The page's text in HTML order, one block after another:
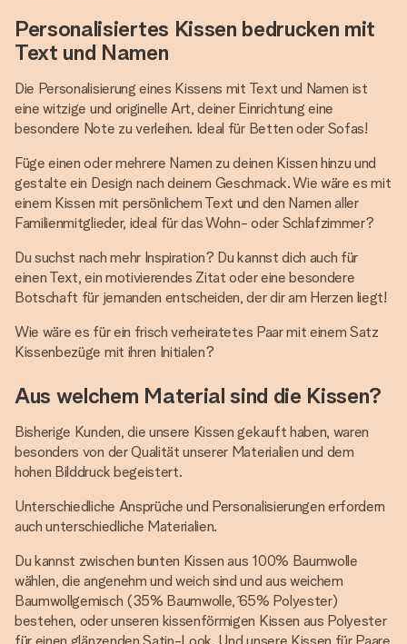
Personalisiertes Kissen bedrucken mit
Text und Namen
Die Personalisierung eines Kissens mit Text und Namen ist
eine witzige und originelle Art, deiner Einrichtung eine
besondere Note zu verleihen. Ideal für Betten oder Sofas!
Füge einen oder mehrere Namen zu deinen Kissen hinzu und
gestalte ein Design nach deinem Geschmack. Wie wäre es mit
einem Kissen mit persönlichem Text und den Namen aller
Familienmitglieder, ideal für das Wohn- oder Schlafzimmer?
Du suchst nach mehr Inspiration? Du kannst dich auch für
einen Text, ein motivierendes Zitat oder eine besondere
Botschaft für jemanden entscheiden, der dir am Herzen liegt!
Wie wäre es für ein frisch verheiratetes Paar mit einem Satz
Kissenbezüge mit ihren Initialen?
Aus welchem Material sind die Kissen?
Bisherige Kunden, die unsere Kissen gekauft haben, waren
besonders von der Qualität unserer Materialien und dem
hohen Bilddruck begeistert.
Unterschiedliche Ansprüche und Personalisierungen erfordern
auch unterschiedliche Materialien.
Du kannst zwischen bunten Kissen aus 100% Baumwolle
wählen, die angenehm und weich sind und aus weichem
Baumwollgemisch (35% Baumwolle, ̂65% Polyester)
bestehen, oder unseren kissenförmigen Kissen aus Polyester